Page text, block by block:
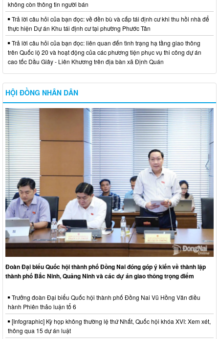
không còn thông tin người bán
Trả lời câu hỏi của bạn đọc: về đền bù và cấp tái định cư khi thu hồi nhà để
thực hiện Dự án Khu tái định cư tại phường Phước Tân
Trả lời câu hỏi của bạn đọc: liên quan đến tình trạng hạ tầng giao thông
trên Quốc lộ 20 và hoạt động của các phương tiện phục vụ thi công dự án
cao tốc Dầu Giây - Liên Khương trên địa bàn xã Định Quán
HỘI ĐỒNG NHÂN DÂN
Đoàn Đại biểu Quốc hội thành phố Đồng Nai đóng góp ý kiến về thành lập
thành phố Bắc Ninh, Quảng Ninh và các dự án giao thông trọng điểm
Trưởng đoàn Đại biểu Quốc hội thành phố Đồng Nai Vũ Hồng Văn điều
hành Phiên thảo luận tổ 6
[Infographic] Kỳ họp không thường lệ thứ Nhất, Quốc hội khóa XVI: Xem xét,
thông qua 15 dự án luật